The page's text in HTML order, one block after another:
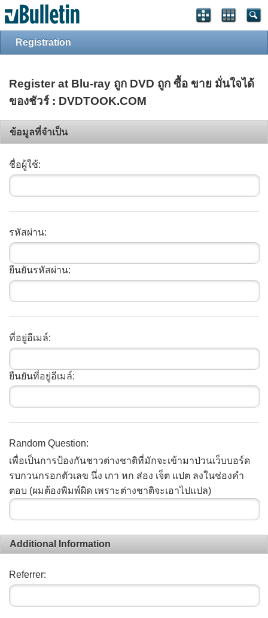
Registration
Register at Blu-ray ถูก DVD ถูก ซื้อ ขาย มั่นใจได้
ของชัวร์ : DVDTOOK.COM
ข้อมูลที่จำเป็น
ชื่อผู้ใช้:
รหัสผ่าน:
ยืนยันรหัสผ่าน:
ที่อยู่อีเมล์:
ยืนยันที่อยู่อีเมล์:
Random Question:
เพื่อเป็นการป้องกันชาวต่างชาติที่มักจะเข้ามาป่วนเว็บบอร์ด
รบกวนกรอกตัวเลข นึ่ง เกา หก ส่อง เจ็ต แปต ลงในช่องคำ
ตอบ (ผมต้องพิมพ์ผิด เพราะต่างชาติจะเอาไปแปล)
Additional Information
Referrer: